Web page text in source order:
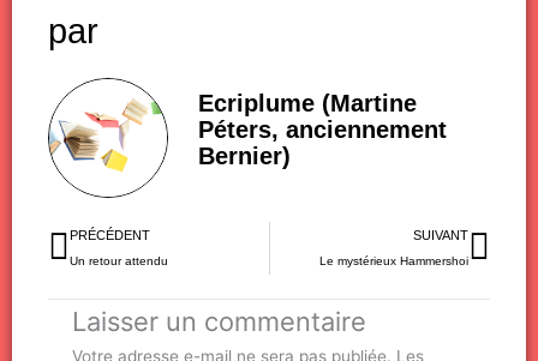
par
Ecriplume (Martine
Péters, anciennement
Bernier)
Précédent
PRÉCÉDENT
Un retour attendu
SUIVANT
Le mystérieux Hammershoi
Laisser un commentaire
Votre adresse e-mail ne sera pas publiée. Les